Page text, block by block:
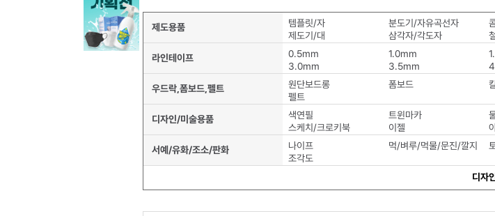
제도용품 템플릿/자 분도기/자유곡선자
제도기/대
삼각자/각도자
라인테이프
0.5mm 1.0mm
3.0mm
3.5mm
우드락,폼보드,펠트
원단보드롱 폼보드
펠트
디자인/미술용품
색연필 트윈마카
스케치/크로키북
이젤
서예/유화/조소/판화
나이프 먹/벼루/먹물/문진/깔지
조각도
디자